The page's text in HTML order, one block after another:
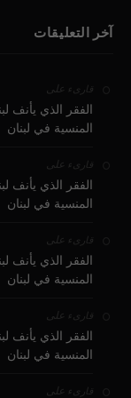
آخر التعليقات
قارىء على
الفقر الذي يأنف
المنسية في لبنان
قارىء على
الفقر الذي يأنف
المنسية في لبنان
قارىء على
الفقر الذي يأنف
المنسية في لبنان
قارىء على
الفقر الذي يأنف
المنسية في لبنان
قارىء على